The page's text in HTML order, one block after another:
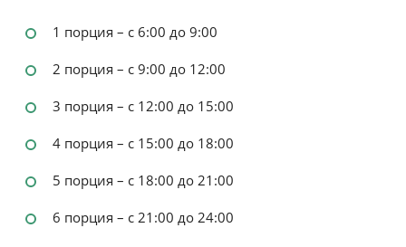
1 порция – с 6:00 до 9:00
2 порция – с 9:00 до 12:00
3 порция – с 12:00 до 15:00
4 порция – с 15:00 до 18:00
5 порция – с 18:00 до 21:00
6 порция – с 21:00 до 24:00